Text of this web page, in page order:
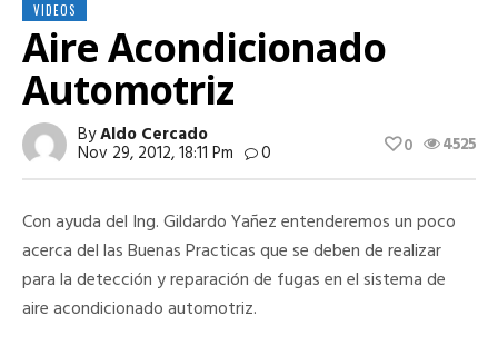
VIDEOS
Aire Acondicionado
Automotriz
ByAldo Cercado
Nov 29, 2012, 18:11 Pm 0 4525
0
Con ayuda del Ing. Gildardo Yañez entenderemos un poco
acerca del las Buenas Practicas que se deben de realizar
para la detección y reparación de fugas en el sistema de
aire acondicionado automotriz.